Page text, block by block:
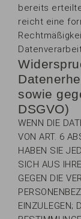
bereits
reicht eine
sowie
DSGVO)
WENN DIE
VON ART. 6
HABEN SIE
SICH AUS
GEGEN DIE
EINZULEGEN;